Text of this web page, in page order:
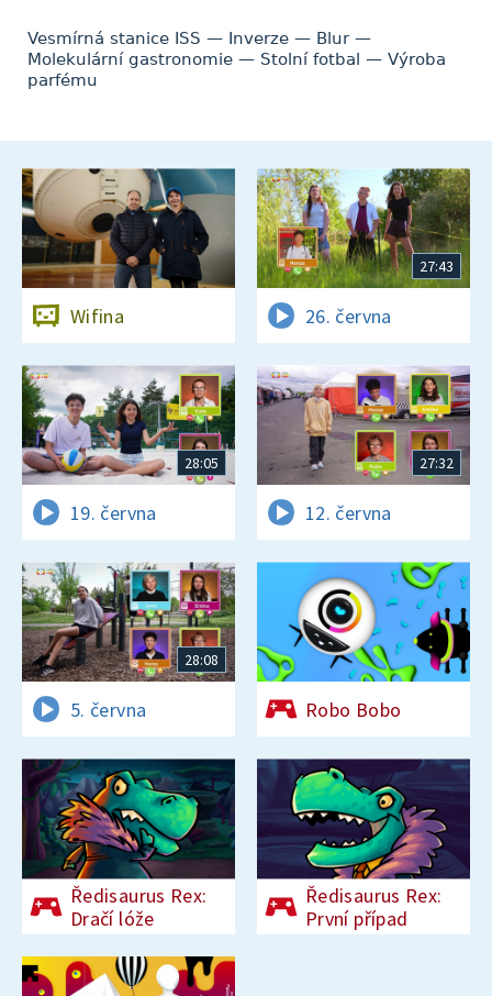
Vesmírná stanice ISS — Inverze — Blur —
Molekulární gastronomie — Stolní fotbal — Výroba
parfému
Wifina
27:43
26. června
28:05
19. června
27:32
12. června
28:08
5. června Robo Bobo
Ředisaurus Rex:
Dračí lóže
Ředisaurus Rex:
První případ